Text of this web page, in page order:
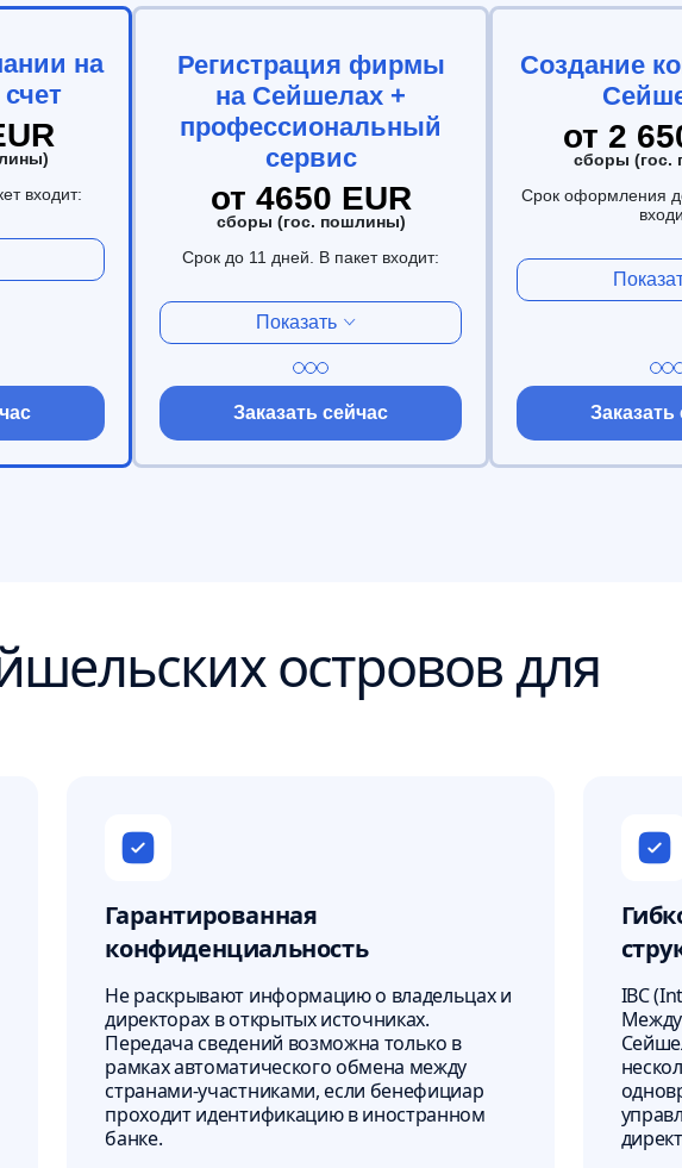
на
входит:
Регистрация фирмы
на Сейшелах +
профессиональный
сервис
от 4650 EUR
сборы (гос. пошлины)
Срок до 11 дней. В пакет входит:
Показать
Заказать сейчас
Создание
от 2
сборы (гос.
Срок оформления
Заказать
островов для
Гарантированная
конфиденциальность
Не раскрывают информацию о владельцах и
директорах в открытых источниках.
Передача сведений возможна только в
рамках автоматического обмена между
странами-участниками, если бенефициар
проходит идентификацию в иностранном
банке.
IBC